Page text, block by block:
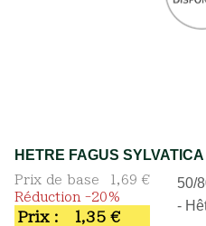
HETRE FAGUS
Prix de base
1,69 €
Réduction -20%
Prix : 1,35 €
50/
-